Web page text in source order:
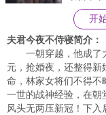
开
夫君今夜不侍寝简介：
一朝穿越，他成了
元，抢婚夜，还整得新
命，林家女将们不得不
一世的战神经验，在朝
风头无两压新冠！下